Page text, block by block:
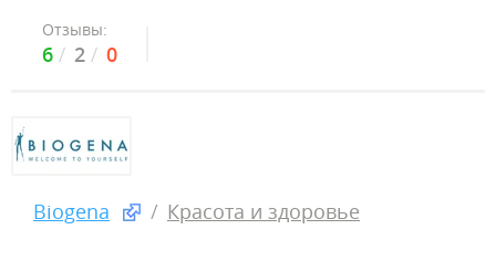
Отзывы:
6 2 0
Biogena Красота и здоровье